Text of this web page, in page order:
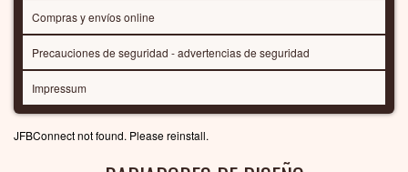
Compras y envíos online
Precauciones de seguridad - advertencias de seguridad
Impressum
JFBConnect not found. Please reinstall.